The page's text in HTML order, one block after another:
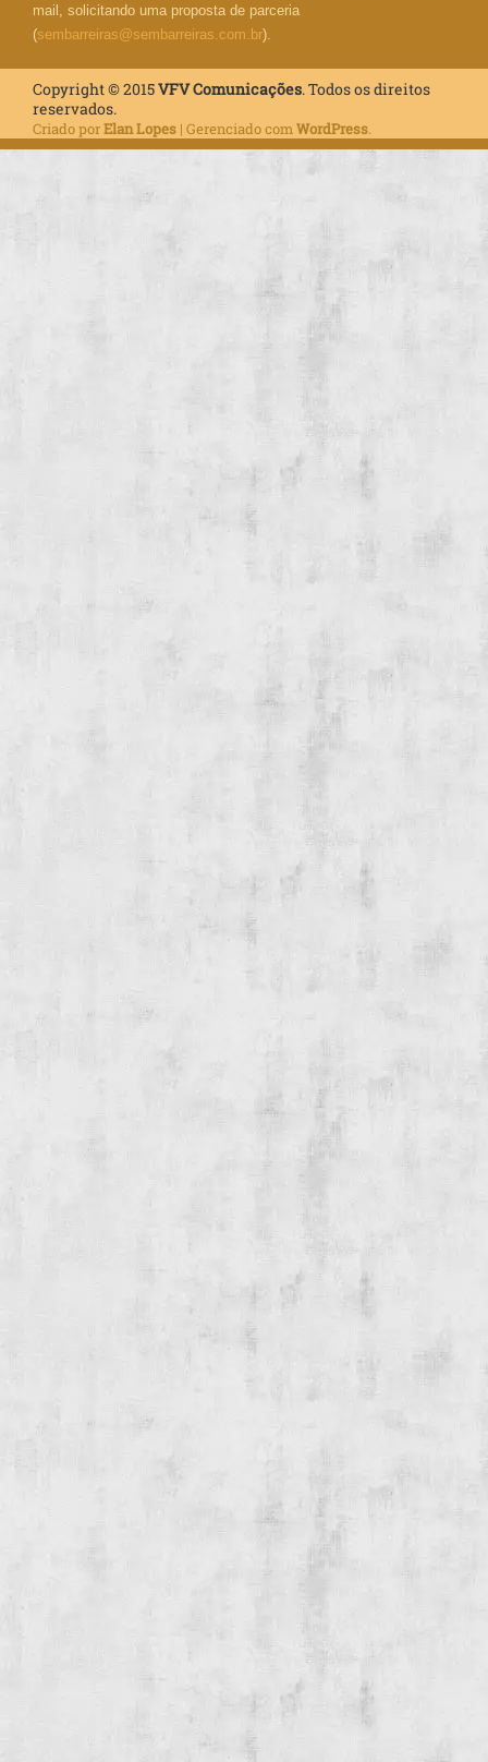
mail, solicitando uma proposta de parceria
(sembarreiras@sembarreiras.com.br).
Copyright © 2015VFV Comunicações. Todos os direitos
reservados.
Criado porElan Lopes | Gerenciado comWordPress.